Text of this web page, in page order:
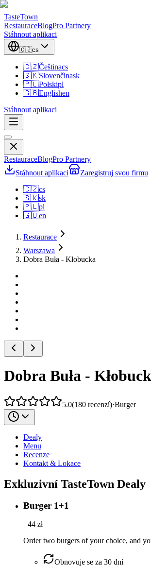
TasteTown
RestauraceBlogPro Partnery
Stáhnout aplikaci
🇨🇿cs
🇨🇿Češtinacs
🇸🇰Slovenčinask
🇵🇱Polskipl
🇬🇧Englishen
Stáhnout aplikaci
RestauraceBlogPro Partnery
Stáhnout aplikaci
Zaregistruj svou firmu
🇨🇿cs
🇸🇰sk
🇵🇱pl
🇬🇧en
Restaurace
Warszawa
Dobra Buła - Kłobucka
Dobra Buła -
5.0(180 recenzí)·Burger
Dealy
Menu
Recenze
Kontakt & Lokace
Exkluzivní TasteTown Dealy
Burger 1+1
−44 zł
Order two burgers of your choice, and
Obnovuje se za 30 dní